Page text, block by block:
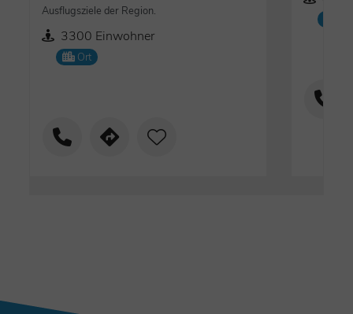
Ausflugsziele der Region.
3300 Einwohner
Ort